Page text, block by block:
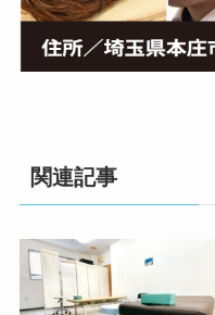
関連記事